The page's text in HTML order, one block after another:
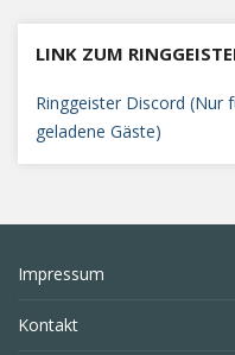
LINK ZUM
Ringgeister Discord (Nur
geladene Gäste)
Impressum
Kontakt